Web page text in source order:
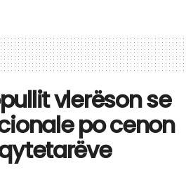
vlerëson se
po cenon